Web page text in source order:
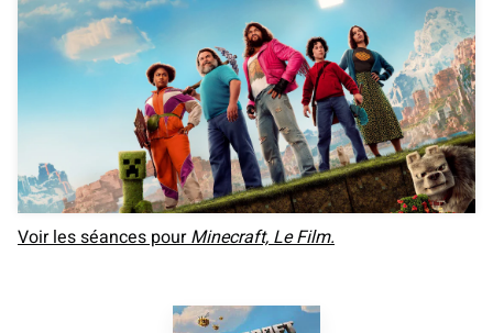
Voir les séances pourMinecraft, Le Film.